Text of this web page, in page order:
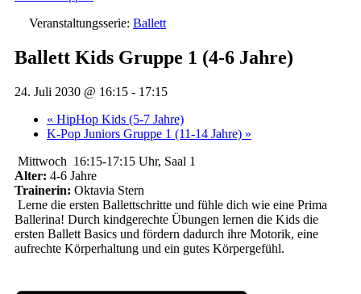
Veranstaltungsserie: Ballett
Ballett Kids Gruppe 1 (4-6 Jahre)
24. Juli 2030 @ 16:15 - 17:15
« HipHop Kids (5-7 Jahre)
K-Pop Juniors Gruppe 1 (11-14 Jahre) »
Mittwoch 16:15-17:15 Uhr, Saal 1
Alter: 4-6 Jahre
Trainerin: Oktavia Stern
Lerne die ersten Ballettschritte und fühle dich wie eine Prima
Ballerina! Durch kindgerechte Übungen lernen die Kids die
ersten Ballett Basics und fördern dadurch ihre Motorik, eine
aufrechte Körperhaltung und ein gutes Körpergefühl.